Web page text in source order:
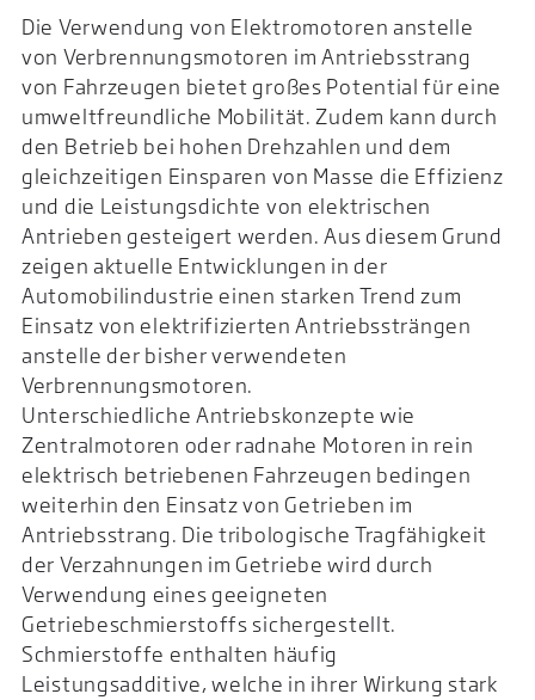
Die Verwendung von Elektromotoren anstelle
von Verbrennungsmotoren im Antriebsstrang
von Fahrzeugen bietet großes Potential für eine
umweltfreundliche Mobilität. Zudem kann durch
den Betrieb bei hohen Drehzahlen und dem
gleichzeitigen Einsparen von Masse die Effizienz
und die Leistungsdichte von elektrischen
Antrieben gesteigert werden. Aus diesem Grund
zeigen aktuelle Entwicklungen in der
Automobilindustrie einen starken Trend zum
Einsatz von elektrifizierten Antriebssträngen
anstelle der bisher verwendeten
Verbrennungsmotoren.
Unterschiedliche Antriebskonzepte wie
Zentralmotoren oder radnahe Motoren in rein
elektrisch betriebenen Fahrzeugen bedingen
weiterhin den Einsatz von Getrieben im
Antriebsstrang. Die tribologische Tragfähigkeit
der Verzahnungen im Getriebe wird durch
Verwendung eines geeigneten
Getriebeschmierstoffs sichergestellt.
Schmierstoffe enthalten häufig
Leistungsadditive, welche in ihrer Wirkung stark